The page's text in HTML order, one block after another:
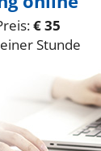
€ 35
Stunde